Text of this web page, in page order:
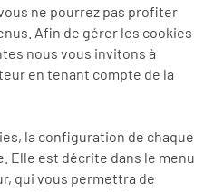
ne pourrez pas profiter
Afin de gérer les cookies
nous vous invitons à
en tenant compte de la
la configuration de chaque
Elle est décrite dans le menu
qui vous permettra de